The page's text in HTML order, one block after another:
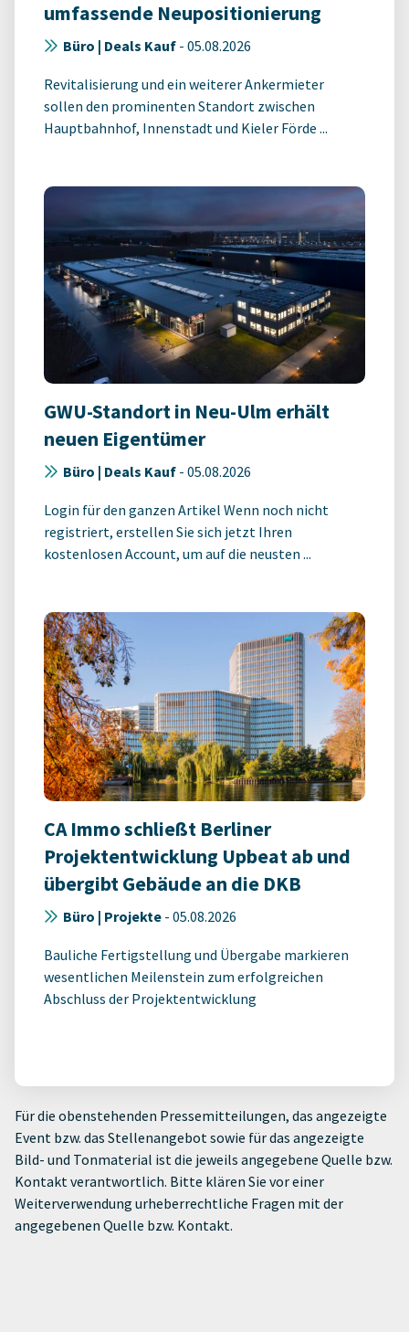
umfassende Neupositionierung
Büro | Deals Kauf - 05.08.2026
Revitalisierung und ein weiterer Ankermieter
sollen den prominenten Standort zwischen
Hauptbahnhof, Innenstadt und Kieler Förde ...
GWU-Standort in Neu-Ulm erhält
neuen Eigentümer
Büro | Deals Kauf - 05.08.2026
Login für den ganzen Artikel Wenn noch nicht
registriert, erstellen Sie sich jetzt Ihren
kostenlosen Account, um auf die neusten ...
CA Immo schließt Berliner
Projektentwicklung Upbeat ab und
übergibt Gebäude an die DKB
Büro | Projekte - 05.08.2026
Bauliche Fertigstellung und Übergabe markieren
wesentlichen Meilenstein zum erfolgreichen
Abschluss der Projektentwicklung
Für die obenstehenden Pressemitteilungen, das angezeigte
Event bzw. das Stellenangebot sowie für das angezeigte
Bild- und Tonmaterial ist die jeweils angegebene Quelle bzw.
Kontakt verantwortlich. Bitte klären Sie vor einer
Weiterverwendung urheberrechtliche Fragen mit der
angegebenen Quelle bzw. Kontakt.